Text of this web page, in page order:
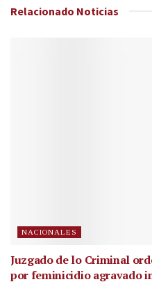
Relacionado Noticias
NACIONALES
Juzgado de lo Criminal
por feminicidio agravado